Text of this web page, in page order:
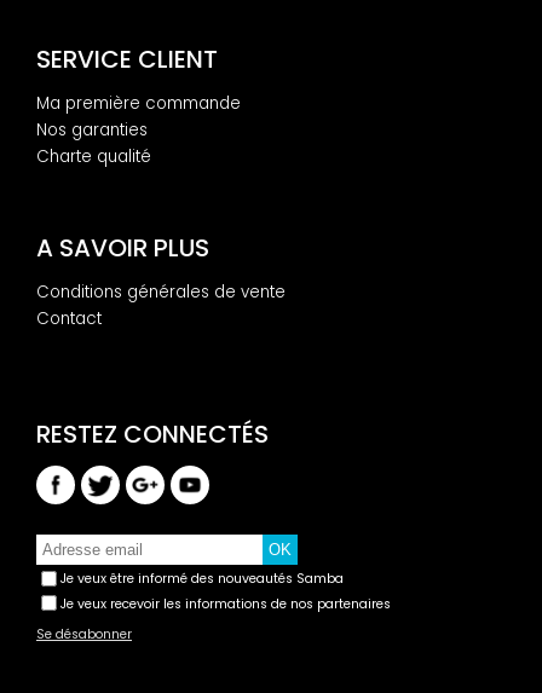
SERVICE CLIENT
Ma première commande
Nos garanties
Charte qualité
A SAVOIR PLUS
Conditions générales de vente
Contact
Je veux être informé des nouveautés Samba
Je veux recevoir les informations de nos partenaires
Se désabonner